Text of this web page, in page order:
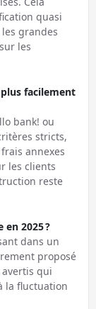
quasi
grandes
les
facilement
bank! ou
stricts,
annexes
les clients
reste
2025 ?
dans un
proposé
qui
la fluctuation